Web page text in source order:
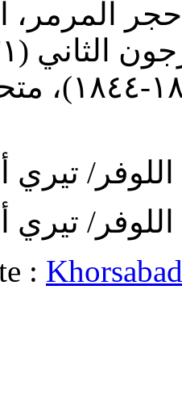
الميلاد)،
: Khorsabad